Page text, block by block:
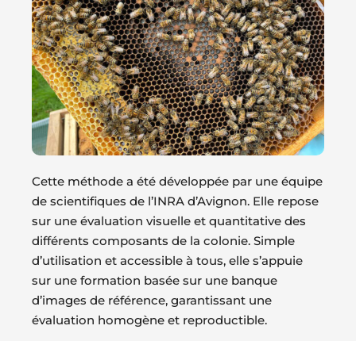
Cette méthode a été développée par une équipe
de scientifiques de l’INRA d’Avignon. Elle repose
sur une évaluation visuelle et quantitative des
différents composants de la colonie. Simple
d’utilisation et accessible à tous, elle s’appuie
sur une formation basée sur une banque
d’images de référence, garantissant une
évaluation homogène et reproductible.